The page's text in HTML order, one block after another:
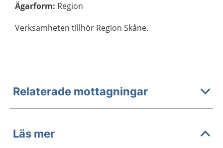
Ägarform: Region
Verksamheten tillhör Region Skåne.
Relaterade mottagningar
Läs mer